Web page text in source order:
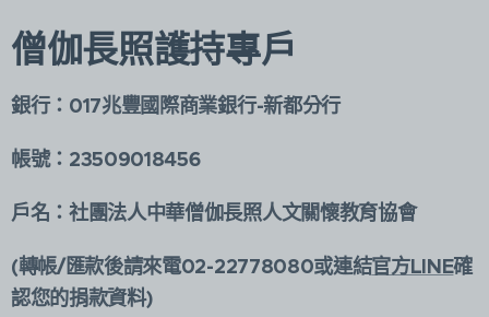
僧伽長照護持專戶
銀行：017兆豐國際商業銀行-新都分行
帳號：23509018456
戶名：社團法人中華僧伽長照人文關懷教育協會
(轉帳/匯款後請來電02-22778080或連結官方LINE確
認您的捐款資料)